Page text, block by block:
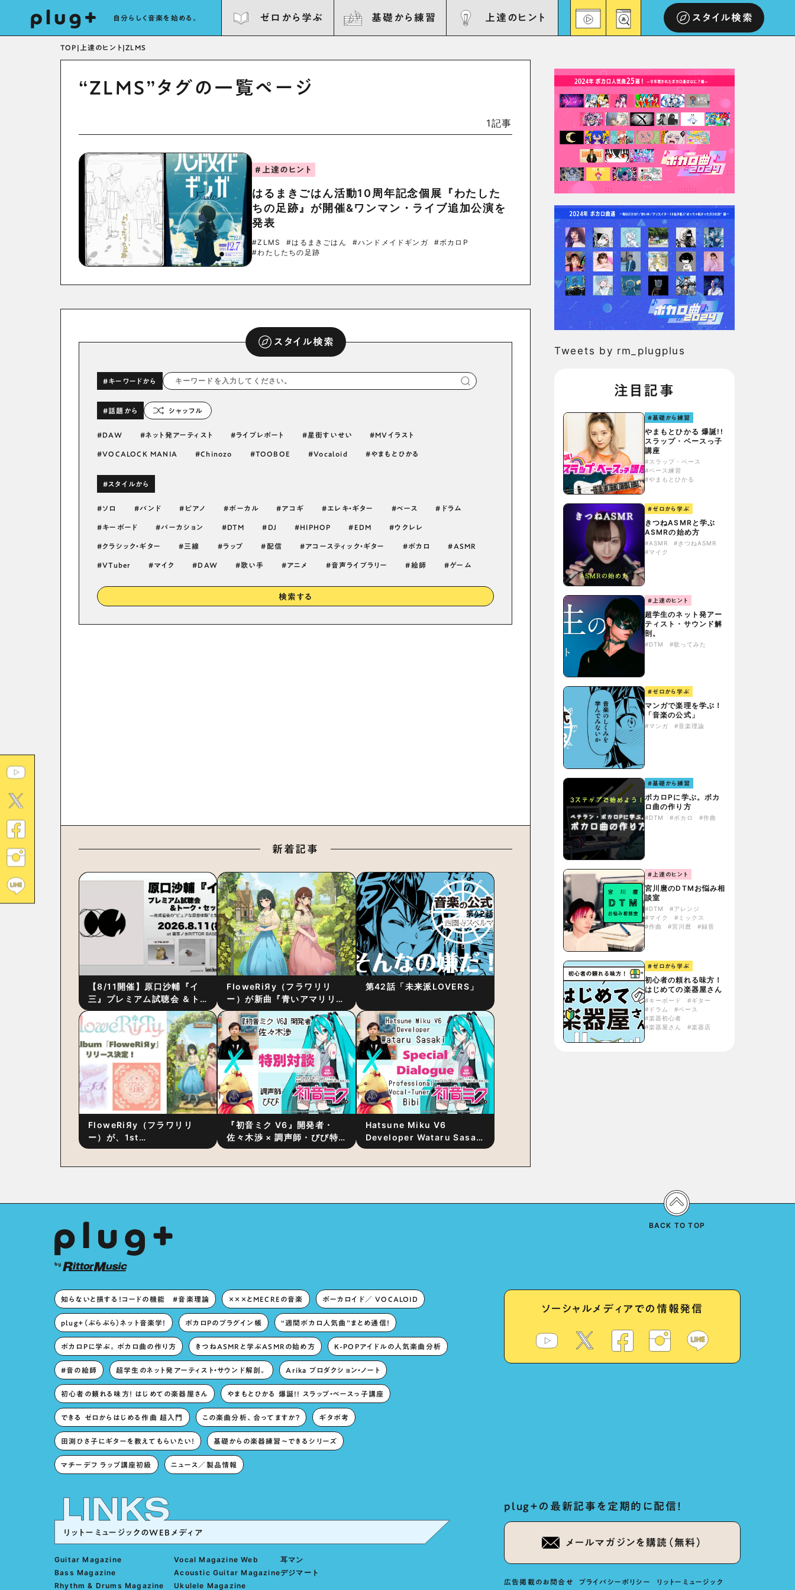
自分らしく音楽を始める。 ゼロから学ぶ 基礎から練習 上達のヒント スタイル検索
TOP | 上達のヒント |ZLMS
“ZLMS”タグの一覧ページ
1記事
#上達のヒント
はるまきごはん活動10周年記念個展『わたした
ちの足跡』が開催&ワンマン・ライブ追加公演を
発表
#ZLMS #はるまきごはん #ハンドメイドギンガ
#ボカロP
#わたしたちの足跡
スタイル検索
#キーワードから
#話題から シャッフル
DAW ネット発アーティスト ライブレポート 星街すいせい MVイラスト
VOCALOCK MANIA Chinozo TOOBOE Vocaloid やまもとひかる
#スタイルから
ソロ バンド ピアノ ボーカル アコギ エレキ・ギター ベース ドラム
キーボード パーカション DTM DJ HIPHOP EDM ウクレレ
クラシック・ギター 三線 ラップ 配信 アコースティック・ギター ボカロ ASMR
VTuber マイク DAW 歌い手 アニメ 音声ライブラリー 絵師 ゲーム
検索する
新着記事
【8/11開催】原口沙輔『イ
三』プレミアム試聴会 ＆ト
ーク・セッション 〜完成直
後の“ピュアな原音体験”と制
作秘話
FloweRiЯy（フラワリリ
ー）が新曲『青いアマリリ
ス』をリリース！1stアルバ
ム詳細も発表
第42話「未来派LOVERS」
FloweRiЯy（フラワリリ
ー）が、1st
Album『FloweRiЯy』を9
『初音ミク V6』開発者・
佐々木渉 × 調声師・びび特
別対談 〜豊かな歌声表現の
Hatsune Miku V6
Developer Wataru Sasaki
× Professional Vocal-
Tweets by rm_plugplus
注目記事
#基礎から練習
やまもとひかる 爆誕!!
スラップ・ベースっ子
講座
#スラップ・ベース
#ベース練習
#やまもとひかる
#ゼロから学ぶ
きつねASMRと学ぶ
ASMRの始め方
#ASMR
#きつねASMR
#マイク
#上達のヒント
超学生のネット発アー
ティスト・サウンド解
剖。
#DTM #歌ってみた
#ゼロから学ぶ
マンガで楽理を学ぶ！
「音楽の公式」
#マンガ #音楽理論
#基礎から練習
ボカロPに学ぶ。ボカ
ロ曲の作り方
#DTM #ボカロ #作曲
#上達のヒント
宮川麿のDTMお悩み相
談室
#DTM
#アレンジ
#マイク
#ミックス
#作曲
#宮川麿 #録音
#ゼロから学ぶ
初心者の頼れる味方！
はじめての楽器屋さん
#キーボード
#ギター
#ドラム
#ベース
#楽器初心者
#楽器屋さん
#楽器店
知らないと損する！コードの機能 #音楽理論 ×××とMECREの音楽 ボーカロイド／ VOCALOID
plug+（ぷらぷら）ネット音楽学！ ボカロPのプラグイン帳 “週間ボカロ人気曲”まとめ通信！
ボカロPに学ぶ。ボカロ曲の作り方 きつねASMRと学ぶASMRの始め方 K-POPアイドルの人気楽曲分析
#音の絵師 超学生のネット発アーティスト・サウンド解剖。 Arika プロダクション・ノート
初心者の頼れる味方！ はじめての楽器屋さん やまもとひかる 爆誕!! スラップ・ベースっ子講座
できる ゼロからはじめる作曲 超入門 この楽曲分析、合ってますか？ ギタボ考
田渕ひさ子にギターを教えてもらいたい！ 基礎からの楽器練習〜できるシリーズ
マチーデフ ラップ講座初級 ニュース／製品情報
ソーシャルメディアでの情報発信
リットーミュージックのWEBメディア
Guitar Magazine
Bass Magazine
Rhythm & Drums Magazine
Vocal Magazine Web
Acoustic Guitar Magazine
Ukulele Magazine
耳マン
デジマート
plug+の最新記事を定期的に配信！
メールマガジンを購読（無料）
広告掲載のお問合せ プライバシーポリシー リットーミュージック
BACK TO TOP